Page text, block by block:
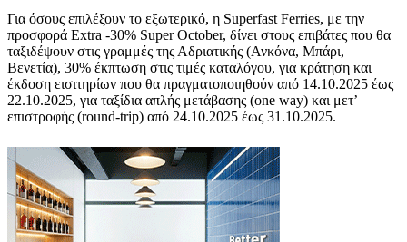
Για όσους επιλέξουν το εξωτερικό, η Superfast Ferries, με την
προσφορά Extra -30% Super October, δίνει στους επιβάτες που θα
ταξιδέψουν στις γραμμές της Αδριατικής (Ανκόνα, Μπάρι,
Βενετία), 30% έκπτωση στις τιμές καταλόγου, για κράτηση και
έκδοση εισιτηρίων που θα πραγματοποιηθούν από 14.10.2025 έως
22.10.2025, για ταξίδια απλής μετάβασης (one way) και μετ’
επιστροφής (round-trip) από 24.10.2025 έως 31.10.2025.